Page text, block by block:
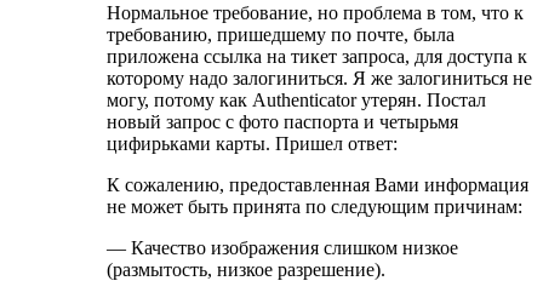
Нормальное требование, но проблема в том, что к
требованию, пришедшему по почте, была
приложена ссылка на тикет запроса, для доступа к
которому надо залогиниться. Я же залогиниться не
могу, потому как Authenticator утерян. Постал
новый запрос с фото паспорта и четырьмя
цифирьками карты. Пришел ответ:
К сожалению, предоставленная Вами информация
не может быть принята по следующим причинам:
— Качество изображения слишком низкое
(размытость, низкое разрешение).